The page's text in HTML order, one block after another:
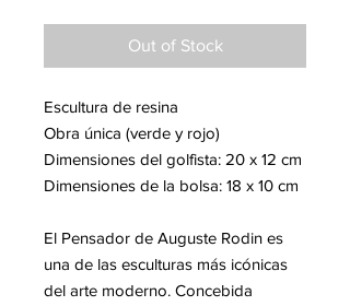
Out of Stock
Escultura de resina
Obra única (verde y rojo)
Dimensiones del golfista: 20 x 12 cm
Dimensiones de la bolsa: 18 x 10 cm
El Pensador de Auguste Rodin es
una de las esculturas más icónicas
del arte moderno. Concebida